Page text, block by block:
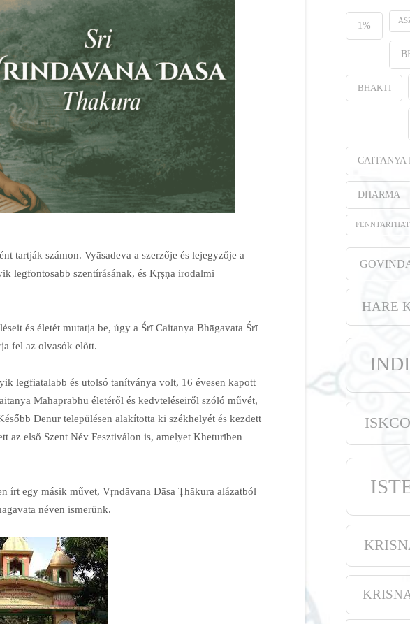
tartják számon. Vyāsadeva a szerzője és lejegyzője a
legfontosabb szentírásának, és Kṛṣṇa irodalmi
és életét mutatja be, úgy a Śrī Caitanya Bhāgavata Śrī
fel az olvasók előtt.
legfiatalabb és utolsó tanítványa volt, 16 évesen kapott
Mahāprabhu életéről és kedvteléseiről szóló művét,
Denur településen alakította ki székhelyét és kezdett
az első Szent Név Fesztiválon is, amelyet Kheturīben
írt egy másik művet, Vṛndāvana Dāsa Ṭhākura alázatból
néven ismerünk.
1%
BHAKTI
CAITANYA
DHARMA
HARE